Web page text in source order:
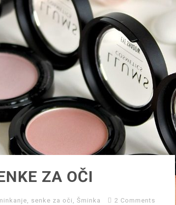
ZA OČI
, senke za oči , Šminka 2 Comments